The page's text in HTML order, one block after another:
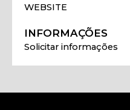
WEBSITE
INFORMAÇÕES
Solicitar informações